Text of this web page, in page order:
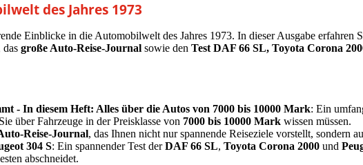
des Jahres 1973
Einblicke in die Automobilwelt des Jahres 1973. In dieser Ausgabe erfahren
das große Auto-Reise-Journal sowie den Test DAF 66 SL, Toyota Corona
- In diesem Heft: Alles über die Autos von 7000 bis 10000 Mark: Ein
über Fahrzeuge in der Preisklasse von 7000 bis 10000 Mark wissen müssen.
Reise-Journal, das Ihnen nicht nur spannende Reiseziele vorstellt, sondern
304 S: Ein spannender Test derDAF 66 SL, Toyota Corona 2000 und
abschneidet.